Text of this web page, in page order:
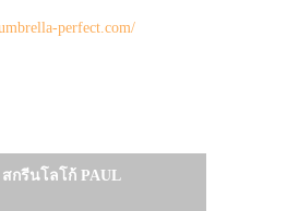
perfect.com/
กรีนโลโก้ PAUL